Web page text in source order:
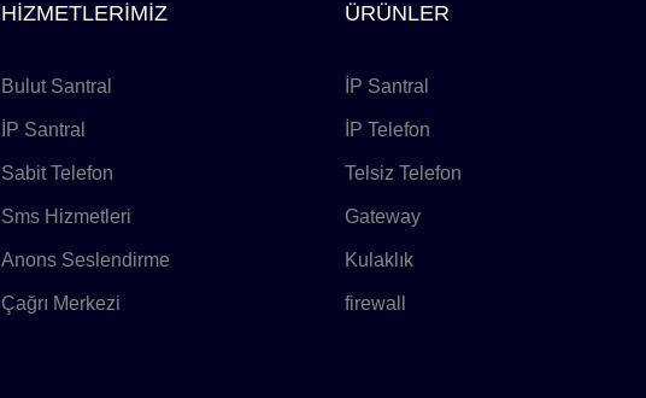
HİZMETLERİMİZ
Bulut Santral
İP Santral
Sabit Telefon
Sms Hizmetleri
Anons Seslendirme
Çağrı Merkezi
ÜRÜNLER
İP Santral
İP Telefon
Telsiz Telefon
Gateway
Kulaklık
firewall